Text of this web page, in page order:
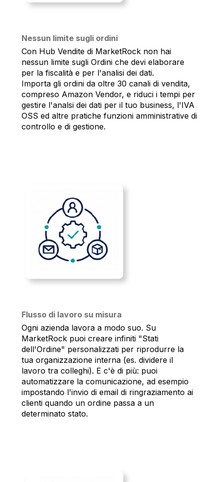
Nessun limite sugli ordini
Con Hub Vendite di MarketRock non hai
nessun limite sugli Ordini che devi elaborare
per la fiscalità e per l'analisi dei dati.
Importa gli ordini da oltre 30 canali di vendita,
compreso Amazon Vendor, e riduci i tempi per
gestire l'analsi dei dati per il tuo business, l'IVA
OSS ed altre pratiche funzioni amministrative di
controllo e di gestione.
Flusso di lavoro su misura
Ogni azienda lavora a modo suo. Su
MarketRock puoi creare infiniti "Stati
dell'Ordine" personalizzati per riprodurre la
tua organizzazione interna (es. dividere il
lavoro tra colleghi). E c'è di più: puoi
automatizzare la comunicazione, ad esempio
impostando l'invio di email di ringraziamento ai
clienti quando un ordine passa a un
determinato stato.